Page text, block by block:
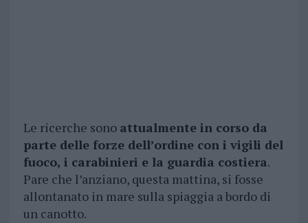
Le ricerche sono attualmente in corso da
parte delle forze dell’ordine con i vigili del
fuoco, i carabinieri e la guardia costiera.
Pare che l’anziano, questa mattina, si fosse
allontanato in mare sulla spiaggia a bordo di
un canotto.